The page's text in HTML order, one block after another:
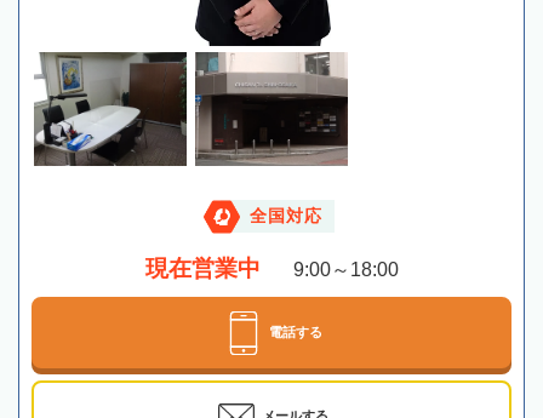
全国対応
現在営業中 9:00～18:00
電話する